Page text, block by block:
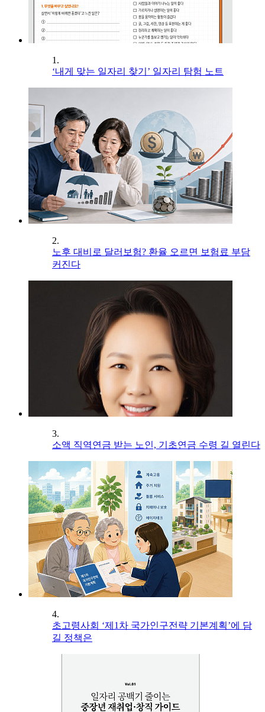
1.
‘내게 맞는 일자리 찾기’ 일자리 탐험 노트
2.
노후 대비로 달러보험? 환율 오르면 보험료 부담
커진다
3.
소액 직역연금 받는 노인, 기초연금 수령 길 열린다
4.
초고령사회 ‘제1차 국가인구전략 기본계획’에 담
길 정책은